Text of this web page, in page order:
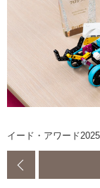
イード・アワード